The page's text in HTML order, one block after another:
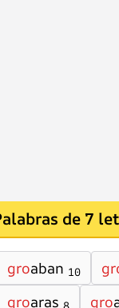
de 7
groaban 10
groaras gro